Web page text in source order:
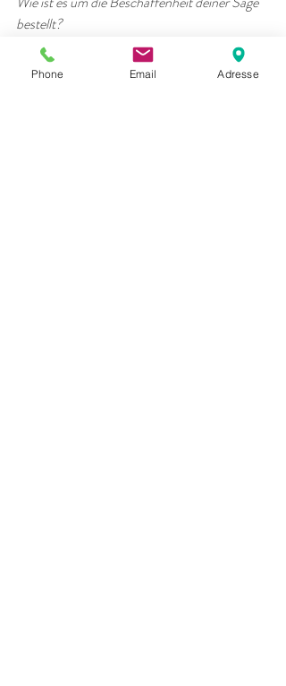
bestellt?
Wie kannst du deine Säge schärfen?
Phone Email Adresse